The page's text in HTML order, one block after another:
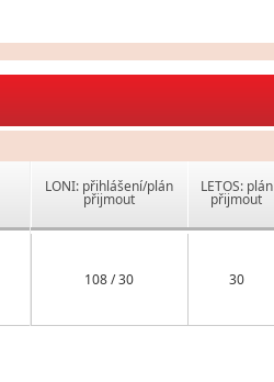
LONI: přihlášení/plán
přijmout
LETOS: plán
přijmout
108 / 30 30